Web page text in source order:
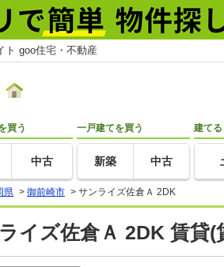
ト goo住宅・不動産
買う
中古
一戸建てを買う
新築 中古
建てる
県 > 御前崎市 > サンライズ佐倉Ａ 2DK
イズ佐倉Ａ 2DK 賃貸